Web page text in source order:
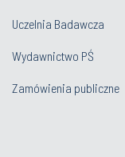
Uczelnia Badawcza
Wydawnictwo PŚ
Zamówienia publiczne